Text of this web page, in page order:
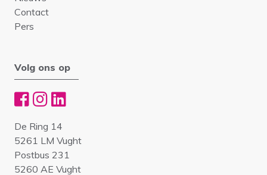
Contact
Pers
Volg ons op
De Ring 14
5261 LM Vught
Postbus 231
5260 AE Vught